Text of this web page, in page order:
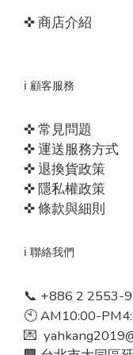
✜ 商店介紹
ℹ️ 顧客服務
✜ 常見問題
✜ 運送服務方式
✜ 退換貨政策
✜ 隱私權政策
✜ 條款與細則
ℹ️ 聯絡我們
📞 +886 2 2553-
🕙 AM10:00-
💌